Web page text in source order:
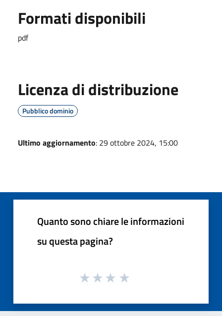
Formati disponibili
pdf
Licenza di distribuzione
Pubblico dominio
Ultimo aggiornamento: 29 ottobre 2024, 15:00
Quanto sono chiare le informazioni
su questa pagina?